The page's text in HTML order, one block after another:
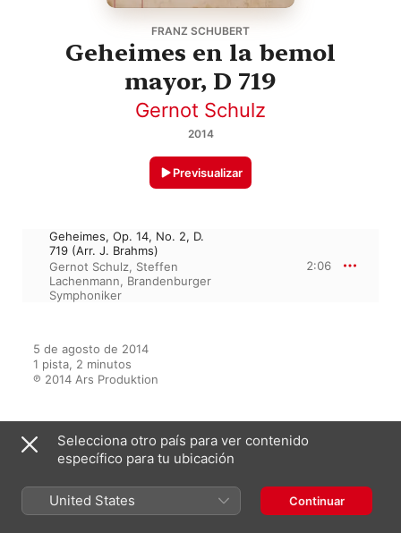
FRANZ SCHUBERT
Geheimes en la bemol
mayor, D 719
Gernot Schulz
2014
Previsualizar
Geheimes, Op. 14, No. 2, D.
719 (Arr. J. Brahms)
Gernot Schulz, Steffen
Lachenmann, Brandenburger
Symphoniker
2:06
5 de agosto de 2014
1 pista, 2 minutos
℗ 2014 Ars Produktion
Del álbum
Schubert: Entdeckungen
Selecciona otro país para ver contenido
específico para tu ubicación
United States Continuar